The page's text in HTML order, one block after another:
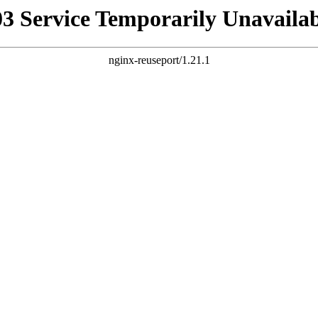
Service Temporarily
nginx-reuseport/1.21.1